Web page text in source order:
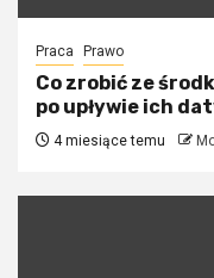
Praca Prawo
Co zrobić ze
po upływie ich
4 miesiące temu